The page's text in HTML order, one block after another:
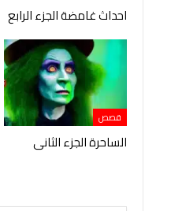
احداث غامضة الجزء الرابع
قصص
الساحرة الجزء الثانى